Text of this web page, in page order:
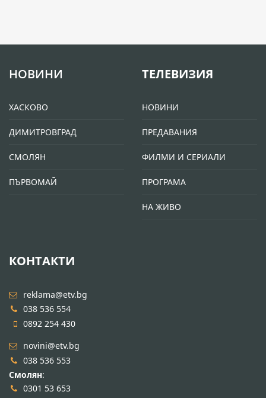
НОВИНИ
ХАСКОВО
ДИМИТРОВГРАД
СМОЛЯН
ПЪРВОМАЙ
ТЕЛЕВИЗИЯ
НОВИНИ
ПРЕДАВАНИЯ
ФИЛМИ И СЕРИАЛИ
ПРОГРАМА
НА ЖИВО
КОНТАКТИ
reklama@etv.bg
038 536 554
0892 254 430
novini@etv.bg
038 536 553
Смолян:
0301 53 653